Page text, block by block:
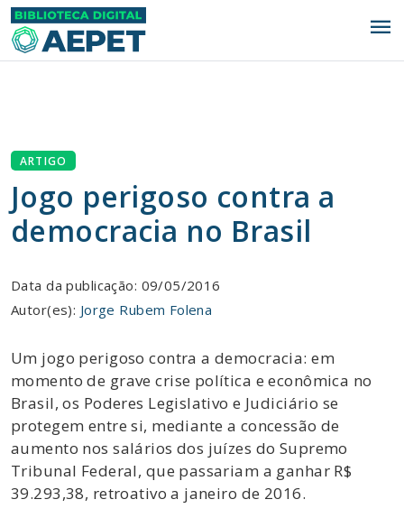
menu
ARTIGO
Jogo perigoso contra a
democracia no Brasil
Data da publicação: 09/05/2016
Autor(es): Jorge Rubem Folena
Um jogo perigoso contra a democracia: em
momento de grave crise política e econômica no
Brasil, os Poderes Legislativo e Judiciário se
protegem entre si, mediante a concessão de
aumento nos salários dos juízes do Supremo
Tribunal Federal, que passariam a ganhar R$
39.293,38, retroativo a janeiro de 2016.